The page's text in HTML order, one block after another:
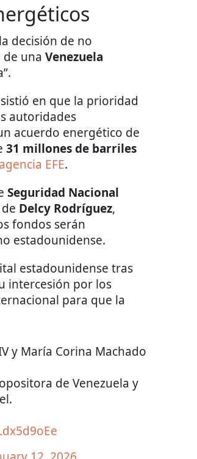
decisión de no
una Venezuela
en que la prioridad
autoridades
acuerdo energético de
31 millones de barriles
agencia EFE.
Seguridad Nacional
Delcy Rodríguez,
fondos serán
estadounidense.
estadounidense tras
intercesión por los
para que la
María Corina Machado
de Venezuela y